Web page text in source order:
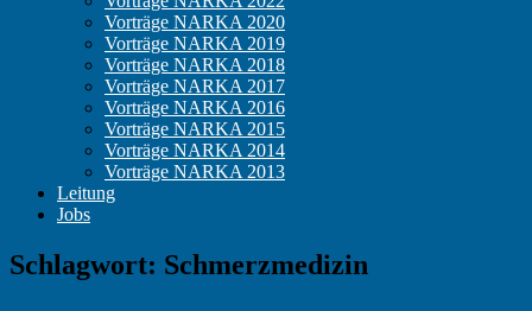
Vorträge NARKA 2020
Vorträge NARKA 2019
Vorträge NARKA 2018
Vorträge NARKA 2017
Vorträge NARKA 2016
Vorträge NARKA 2015
Vorträge NARKA 2014
Vorträge NARKA 2013
Leitung
Jobs
Schlagwort: Schmerzmedizin